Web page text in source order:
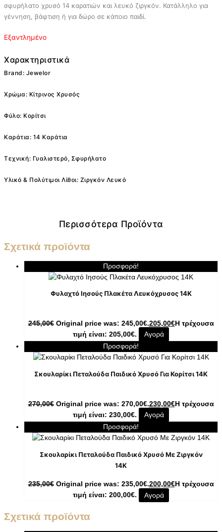
σφυρήλατο χρυσό 14 καρατιών και λευκό ζιργκόν. Κατάλληλο για
γέννηση, βάφτιση ή για δώρο σε κάποιο παιδί.
Εξαντλημένο
Χαρακτηριστικά
Brand: Jewelor
Χρώμα: Κίτρινος Χρυσός
Φύλο: Κορίτσι
Καράτια: 14 Καράτια
Τεχνική: Γυαλιστερό, Σφυρήλατο
Υλικό & Πολύτιμοι Λίθοι: Ζιργκόν Λευκό
Περισσότερα Προϊόντα
Σχετικά προϊόντα
Προσφορά!
Φυλαχτό Ιησούς Πλακέτα Λευκόχρυσος 14K
245,00€ Original price was: 245,00€.205,00€Η τρέχουσα
τιμή είναι: 205,00€.
Αγορά
Προσφορά!
Σκουλαρίκι Πεταλούδα Παιδικό Χρυσό Για Κορίτσι 14K
270,00€ Original price was: 270,00€.230,00€Η τρέχουσα
τιμή είναι: 230,00€.
Αγορά
Προσφορά!
Σκουλαρίκι Πεταλούδα Παιδικό Χρυσό Με Ζιργκόν
14K
235,00€ Original price was: 235,00€.200,00€Η τρέχουσα
τιμή είναι: 200,00€.
Αγορά
Σχετικά προϊόντα